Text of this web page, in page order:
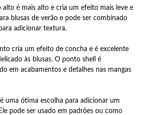
alto é mais alto e cria um efeito mais leve e
blusas de verão e pode ser combinado
adicionar textura.
cria um efeito de concha e é excelente
às blusas. O ponto shell é
em acabamentos e detalhes nas mangas
uma ótima escolha para adicionar um
pode ser usado em padrões ou como